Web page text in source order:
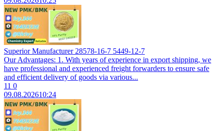
Superior Manufacturer 28578-16-7 5449-12-7
Our Advantages: 1. With years of experience in export shipping, we
have professional and experienced freight forwarders to ensure safe
and efficient delivery of goods via various...
11 0
09.08.202610:24